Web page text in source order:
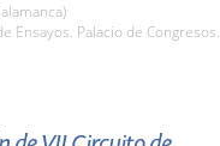
Ensayos. Palacio de Congresos.